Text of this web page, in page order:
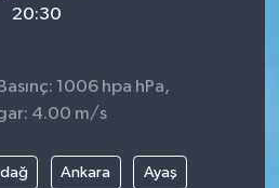
20:30
1006 hpa hPa,
4.00 m/s
Ankara Ayaş